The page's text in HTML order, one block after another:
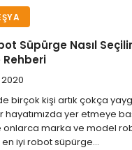
Süpürge Nasıl
Rehberi
2020
birçok kişi artık çokça
hayatımızda yer etmeye
onlarca marka ve model
en iyi robot süpürge…